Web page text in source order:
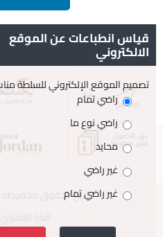
قياس انطباعات عن الموقع
الالكتروني
تصميم الموقع الإلكتروني للسلطة
راضي تمام
راضي نوع ما
محايد
غير راضي
غير راضي تمام